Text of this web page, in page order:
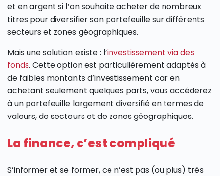
et en argent si l’on souhaite acheter de nombreux
titres pour diversifier son portefeuille sur différents
secteurs et zones géographiques.
Mais une solution existe : l’investissement via des
fonds. Cette option est particulièrement adaptés à
de faibles montants d’investissement car en
achetant seulement quelques parts, vous accéderez
à un portefeuille largement diversifié en termes de
valeurs, de secteurs et de zones géographiques.
La finance, c’est compliqué
S’informer et se former, ce n’est pas (ou plus) très